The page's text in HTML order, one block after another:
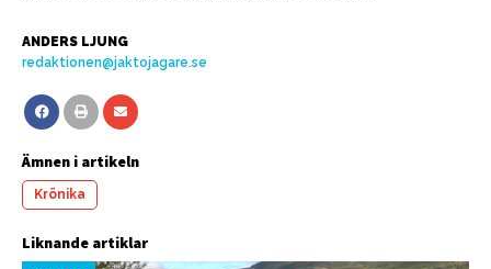
ANDERS LJUNG
redaktionen@jaktojagare.se
Ämnen i artikeln
Krönika
Liknande artiklar